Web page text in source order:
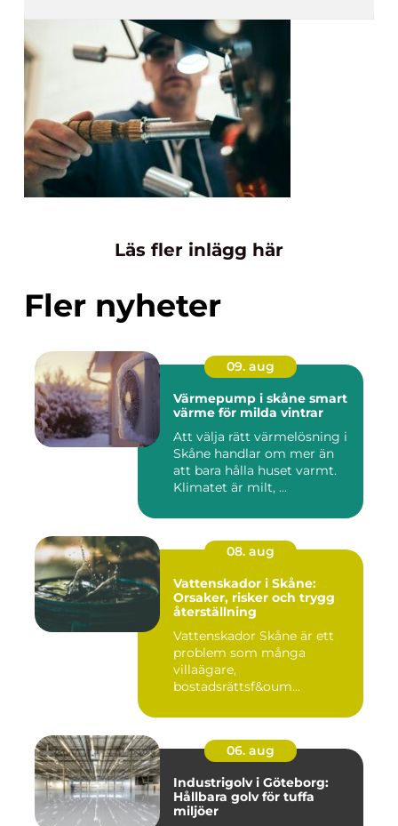
Läs fler inlägg här
Fler nyheter
09. aug
Värmepump i skåne smart
värme för milda vintrar
Att välja rätt värmelösning i
Skåne handlar om mer än
att bara hålla huset varmt.
Klimatet är milt, ...
08. aug
Vattenskador i Skåne:
Orsaker, risker och trygg
återställning
Vattenskador Skåne är ett
problem som många
villaägare,
bostadsrättsf&oum...
06. aug
Industrigolv i Göteborg:
Hållbara golv för tuffa
miljöer